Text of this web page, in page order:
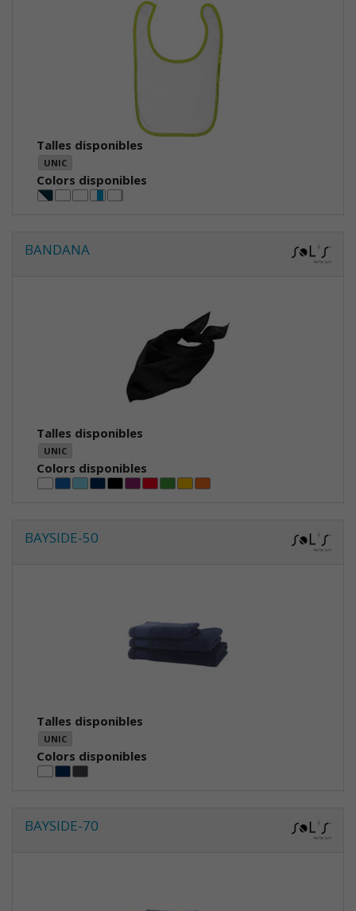
Talles disponibles
UNIC
Colors disponibles
BANDANA
Talles disponibles
UNIC
Colors disponibles
BAYSIDE-50
Talles disponibles
UNIC
Colors disponibles
BAYSIDE-70